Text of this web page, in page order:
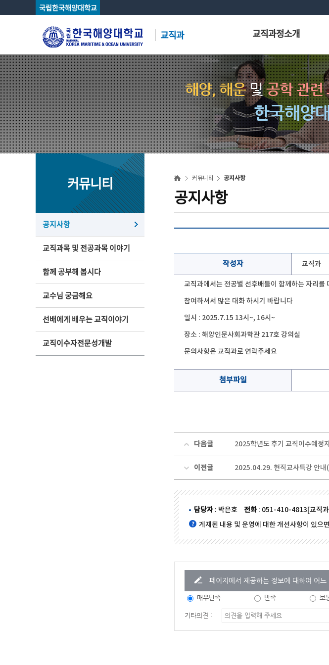
국립한국해양대학교
교직과 교직과정소개
해양, 해운및공학 관련
한국해양
커뮤니티
공지사항
교직과목 및 전공과목 이야기
함께 공부해 봅시다
교수님 궁금해요
선배에게 배우는 교직이야기
교직이수자전문성개발
커뮤니티 공지사항
공지사항
작성자 교직과
교직과에서는 전공별 선후배들이 함께하는 자리를
참여하셔서 많은 대화 하시기 바랍니다
일시 : 2025.7.15 13시~, 16시~
장소 : 해양인문사회과학관 217호 강의실
문의사항은 교직과로 연락주세요
첨부파일
다음글 2025학년도 후기 교직이수예정
이전글 2025.04.29. 현직교사특강 안내
담당자 : 박은호 전화 : 051-410-4813[교직
게재된 내용 및 운영에 대한 개선사항이 있으
페이지에서 제공하는 정보에 대하여 어
매우만족 만족 보
기타의견 :